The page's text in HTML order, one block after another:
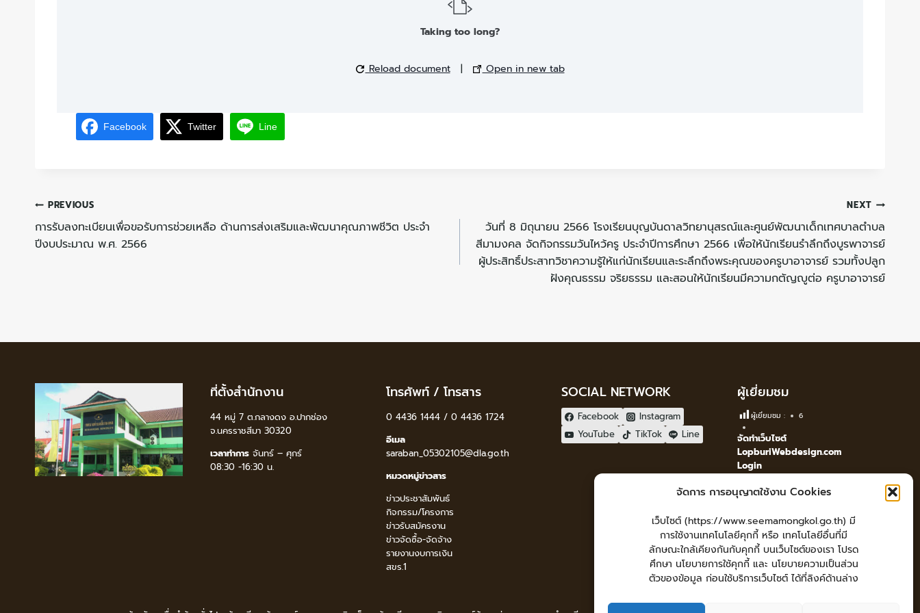
จัดการ การอนุญาตใช้งาน Cookies
เว็บไซต์ (https://www.seemamongkol.go.th) มี
การใช้งานเทคโนโลยีคุกกี้ หรือ เทคโนโลยีอื่นที่มี
ลักษณะใกล้เคียงกันกับคุกกี้ บนเว็บไซต์ของเรา โปรด
ศึกษา นโยบายการใช้คุกกี้ และ นโยบายความเป็นส่วน
ตัวของข้อมูล ก่อนใช้บริการเว็บไซต์ ได้ที่ลิงค์ด้านล่าง
Taking too long?
Reload document | Open in new tab
Facebook Twitter Line
PREVIOUS
การรับลงทะเบียนเพื่อขอรับการช่วยเหลือ ด้านการส่งเสริมและพัฒนาคุณภาพชีวิต ประจำ
ปีงบประมาณ พ.ศ. 2566
NEXT
วันที่ 8 มิถุนายน 2566 โรงเรียนบุญบันดาลวิทยานุสรณ์และศูนย์พัฒนาเด็กเทศบาลตำบล
สีมามงคล จัดกิจกรรมวันไหว้ครู ประจำปีการศึกษา 2566 เพื่อให้นักเรียนรำลึกถึงบูรพาจารย์
ผู้ประสิทธิ์ประสาทวิชาความรู้ให้แก่นักเรียนและระลึกถึงพระคุณของครูบาอาจารย์ รวมทั้งปลูก
ฝังคุณธรรม จริยธรรม และสอนให้นักเรียนมีความกตัญญูต่อ ครูบาอาจารย์
ที่ตั้งสำนักงาน
44 หมู่ 7 ต.กลางดง อ.ปากช่อง
จ.นครราชสีมา 30320
เวลาทำการ จันทร์ – ศุกร์
08:30 -16:30 น.
โทรศัพท์ / โทรสาร
0 4436 1444 / 0 4436 1724
อีเมล
saraban_05302105@dla.go.th
หมวดหมู่ข่าวสาร
ข่าวประชาสัมพันธ์
กิจกรรม/โครงการ
ข่าวรับสมัครงาน
ข่าวจัดซื้อ-จัดจ้าง
รายงานงบการเงิน
สขร.1
SOCIAL NETWORK
Facebook
Instagram
YouTube
TikTok Line
ผู้เยี่ยมชม
ผู้เยี่ยมชม : 6
จัดทำเว็บไซต์
LopburiWebdesign.com
Login